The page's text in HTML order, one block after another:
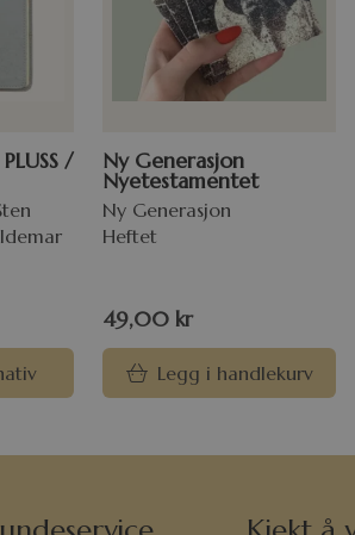
/ Ny Generasjon
Nyetestamentet
Ny Generasjon
Heftet
49,00 kr
Legg i handlekurv